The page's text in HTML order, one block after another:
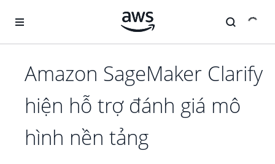
Amazon SageMaker Clarify
hiện hỗ trợ đánh giá mô
hình nền tảng